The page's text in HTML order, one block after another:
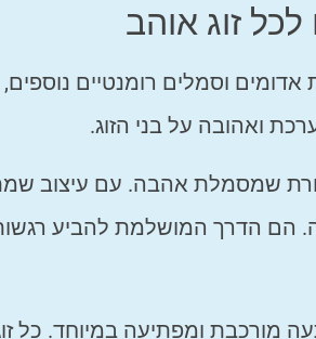
זוג אוהב
אדומים וסמלים רומנטיים
ואהובה על בני הזוג.
שמסמלת אהבה. עם עיצוב
הם הדרך המושלמת להביע
מורכבת ומפתיעה במיוחד. כל